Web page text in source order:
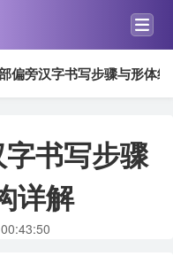
偏旁汉字书写步骤与形体
书写步骤
详解